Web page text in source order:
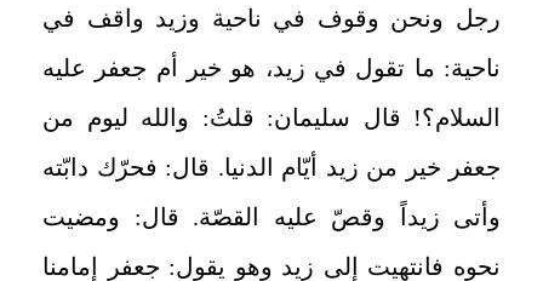
رجل ونحن وقوف في ناحية وزيد واقف في
ناحية: ما تقول في زيد، هو خير أم جعفر عليه
السلام؟! قال سليمان: قلتُ: والله ليوم من
جعفر خير من زيد أيّام الدنيا. قال: فحرّك دابّته
وأتى زيداً وقصّ عليه القصّة. قال: ومضيت
نحوه فانتهيت إلى زيد وهو يقول: جعفر إمامنا